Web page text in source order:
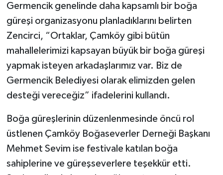
Germencik genelinde daha kapsamlı bir boğa
güreşi organizasyonu planladıklarını belirten
Zencirci, “Ortaklar, Çamköy gibi bütün
mahallelerimizi kapsayan büyük bir boğa güreşi
yapmak isteyen arkadaşlarımız var. Biz de
Germencik Belediyesi olarak elimizden gelen
desteği vereceğiz” ifadelerini kullandı.
Boğa güreşlerinin düzenlenmesinde öncü rol
üstlenen Çamköy Boğaseverler Derneği Başkanı
Mehmet Sevim ise festivale katılan boğa
sahiplerine ve güreşseverlere teşekkür etti.